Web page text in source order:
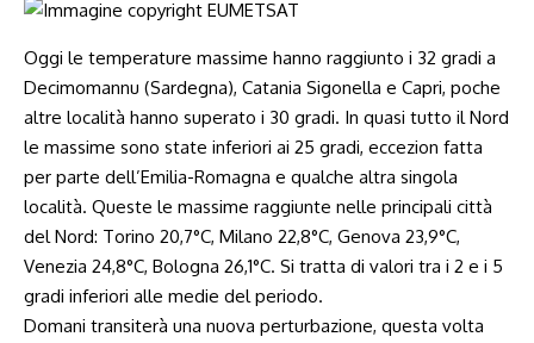
Oggi le temperature massime hanno raggiunto i 32 gradi a
Decimomannu (Sardegna), Catania Sigonella e Capri, poche
altre località hanno superato i 30 gradi. In quasi tutto il Nord
le massime sono state inferiori ai 25 gradi, eccezion fatta
per parte dell’Emilia-Romagna e qualche altra singola
località. Queste le massime raggiunte nelle principali città
del Nord: Torino 20,7°C, Milano 22,8°C, Genova 23,9°C,
Venezia 24,8°C, Bologna 26,1°C. Si tratta di valori tra i 2 e i 5
gradi inferiori alle medie del periodo.
Domani transiterà una nuova perturbazione, questa volta